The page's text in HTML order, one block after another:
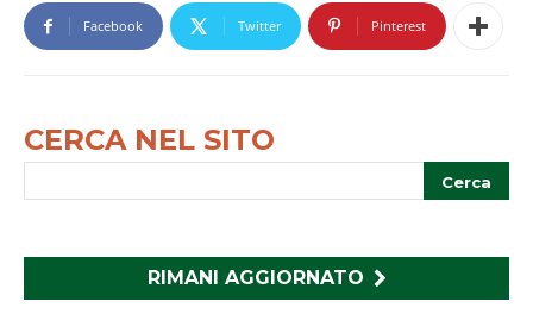
Facebook Twitter Pinterest
CERCA NEL SITO
RIMANI AGGIORNATO